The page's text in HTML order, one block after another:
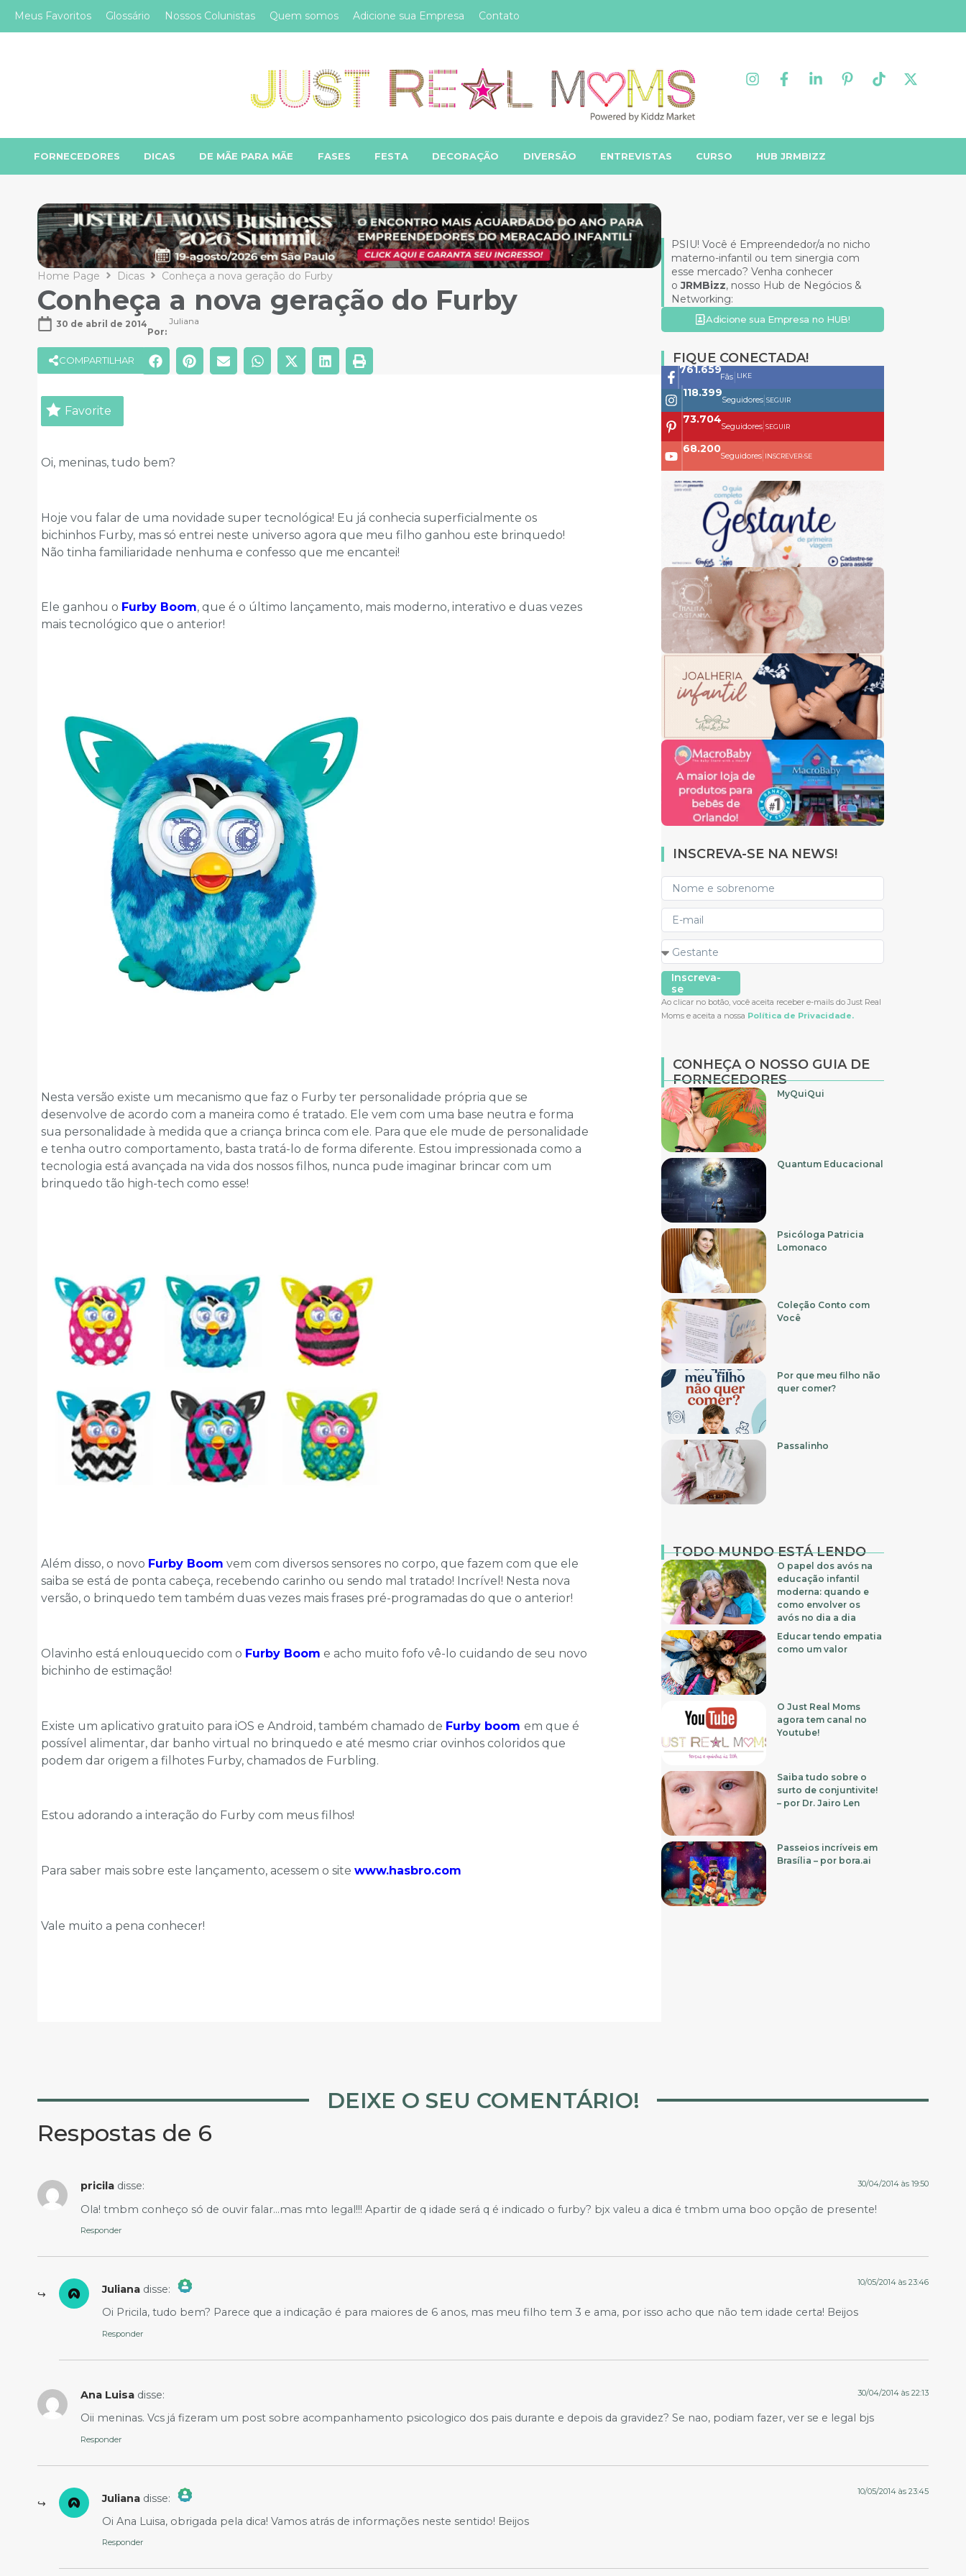
Meus Favoritos Glossário Nossos Colunistas Quem somos Adicione sua Empresa Contato
FORNECEDORES DICAS DE MÃE PARA MÃE FASES FESTA DECORAÇÃO DIVERSÃO ENTREVISTAS CURSO HUB JRMBIZZ
Home Page Dicas Conheça a nova geração do Furby
Conheça a nova geração do Furby
30 de abril de 2014
Por:
Juliana
COMPARTILHAR
Favorite
Oi, meninas, tudo bem?
Hoje vou falar de uma novidade super tecnológica! Eu já conhecia superficialmente os
bichinhos Furby, mas só entrei neste universo agora que meu filho ganhou este brinquedo!
Não tinha familiaridade nenhuma e confesso que me encantei!
Ele ganhou o Furby Boom, que é o último lançamento, mais moderno, interativo e duas vezes
mais tecnológico que o anterior!
Nesta versão existe um mecanismo que faz o Furby ter personalidade própria que se
desenvolve de acordo com a maneira como é tratado. Ele vem com uma base neutra e forma
sua personalidade à medida que a criança brinca com ele. Para que ele mude de personalidade
e tenha outro comportamento, basta tratá-lo de forma diferente. Estou impressionada como a
tecnologia está avançada na vida dos nossos filhos, nunca pude imaginar brincar com um
brinquedo tão high-tech como esse!
Além disso, o novo Furby Boom vem com diversos sensores no corpo, que fazem com que ele
saiba se está de ponta cabeça, recebendo carinho ou sendo mal tratado! Incrível! Nesta nova
versão, o brinquedo tem também duas vezes mais frases pré-programadas do que o anterior!
Olavinho está enlouquecido com o Furby Boom e acho muito fofo vê-lo cuidando de seu novo
bichinho de estimação!
Existe um aplicativo gratuito para iOS e Android, também chamado de Furby boom em que é
possível alimentar, dar banho virtual no brinquedo e até mesmo criar ovinhos coloridos que
podem dar origem a filhotes Furby, chamados de Furbling.
Estou adorando a interação do Furby com meus filhos!
Para saber mais sobre este lançamento, acessem o site www.hasbro.com
Vale muito a pena conhecer!
PSIU! Você é Empreendedor/a no nicho
materno-infantil ou tem sinergia com
esse mercado? Venha conhecer
oJRMBizz, nosso Hub de Negócios &
Networking:
Adicione sua Empresa no HUB!
FIQUE CONECTADA!
761.659
Fãs LIKE
118.399
Seguidores| SEGUIR
73.704
Seguidores| SEGUIR
68.200
Seguidores| INSCREVER-SE
INSCREVA-SE NA NEWS!
Inscreva-
se
Ao clicar no botão, você aceita receber e-mails do Just Real
Moms e aceita a nossa Política de Privacidade.
CONHEÇA O NOSSO GUIA DE
FORNECEDORES
MyQuiQui
Quantum Educacional
Psicóloga Patricia
Lomonaco
Coleção Conto com
Você
Por que meu filho não
quer comer?
Passalinho
TODO MUNDO ESTÁ LENDO
O papel dos avós na
educação infantil
moderna: quando e
como envolver os
avós no dia a dia
Educar tendo empatia
como um valor
O Just Real Moms
agora tem canal no
Youtube!
Saiba tudo sobre o
surto de conjuntivite!
– por Dr. Jairo Len
Passeios incríveis em
Brasília – por bora.ai
DEIXE O SEU COMENTÁRIO!
Respostas de 6
pricila disse: 30/04/2014 às 19:50
Ola! tmbm conheço só de ouvir falar…mas mto legal!!! Apartir de q idade será q é indicado o furby? bjx valeu a dica é tmbm uma boo opção de presente!
Responder
Juliana disse:
The Real Person Badge!
Anti-Spam by CleanTalk
10/05/2014 às 23:46
Oi Pricila, tudo bem? Parece que a indicação é para maiores de 6 anos, mas meu filho tem 3 e ama, por isso acho que não tem idade certa! Beijos
Responder
Ana Luisa disse: 30/04/2014 às 22:13
Oii meninas. Vcs já fizeram um post sobre acompanhamento psicologico dos pais durante e depois da gravidez? Se nao, podiam fazer, ver se e legal bjs
Responder
Juliana disse:
The Real Person Badge!
Anti-Spam by CleanTalk
10/05/2014 às 23:45
Oi Ana Luisa, obrigada pela dica! Vamos atrás de informações neste sentido! Beijos
Responder